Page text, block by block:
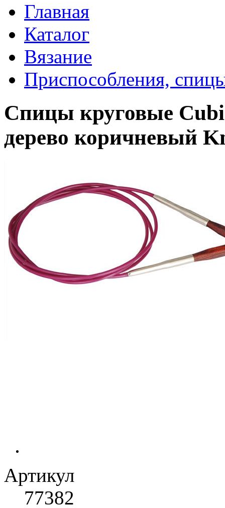
Главная
Каталог
Вязание
Приспособления,
Спицы круговые
дерево коричневый
Артикул
77382